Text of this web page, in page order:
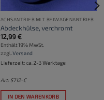
ACHSANTRIEB MIT BEIWAGENANTRIEB
Abdeckhülse, verchromt
12,99€
Enthält 19% MwSt.
zzgl. Versand
Lieferzeit: ca. 2-3 Werktage
Art: S712-C
IN DEN WARENKORB